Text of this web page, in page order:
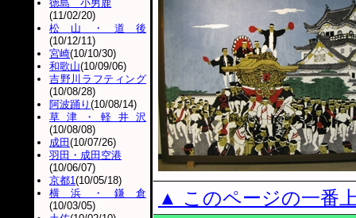
▲ このページの一番
徳島 小男鹿
(11/02/20)
松山・道後
(10/12/11)
宮崎(10/10/30)
和歌山(10/09/06)
吉野川ラフティング
(10/08/28)
阿波踊り (10/08/14)
草津・軽井沢
(10/08/08)
成田 (10/07/26)
羽田・成田空港
(10/06/07)
京都1(10/05/18)
横浜・鎌倉
(10/03/05)